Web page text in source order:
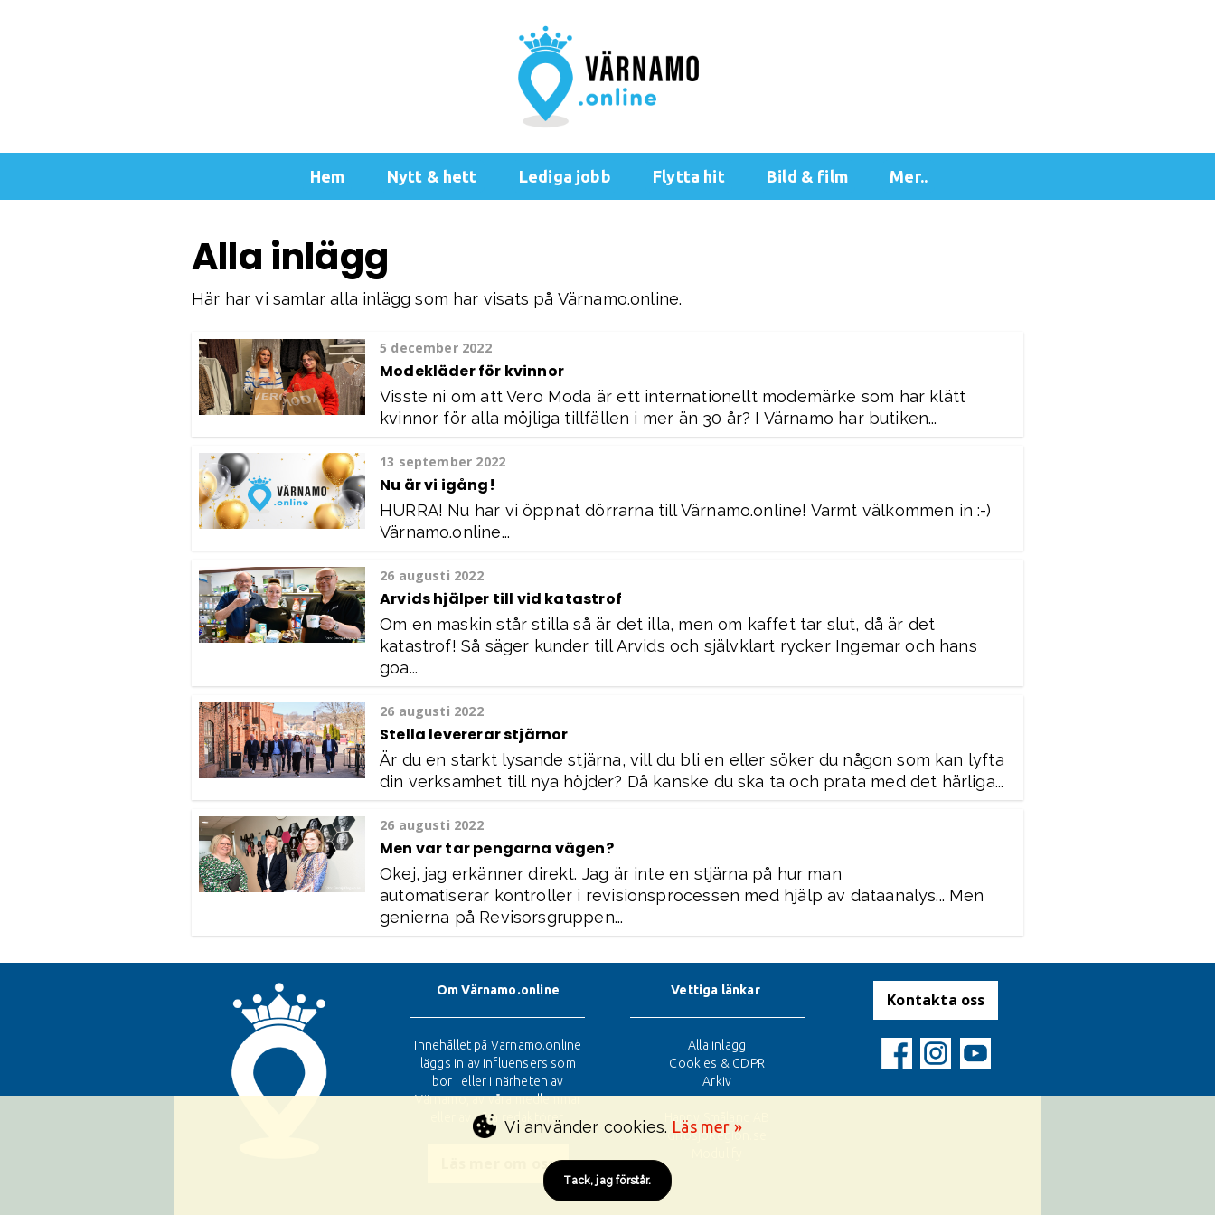
Hem Nytt & hett Lediga jobb Flytta hit Bild & film Mer..
Alla inlägg
Här har vi samlar alla inlägg som har visats på Värnamo.online.
5 december 2022
Modekläder för kvinnor
Visste ni om att Vero Moda är ett internationellt modemärke som har klätt
kvinnor för alla möjliga tillfällen i mer än 30 år? I Värnamo har butiken...
13 september 2022
Nu är vi igång!
HURRA! Nu har vi öppnat dörrarna till Värnamo.online! Varmt välkommen in :-)
Värnamo.online...
26 augusti 2022
Arvids hjälper till vid katastrof
Om en maskin står stilla så är det illa, men om kaffet tar slut, då är det
katastrof! Så säger kunder till Arvids och självklart rycker Ingemar och hans
goa...
26 augusti 2022
Stella levererar stjärnor
Är du en starkt lysande stjärna, vill du bli en eller söker du någon som kan lyfta
din verksamhet till nya höjder? Då kanske du ska ta och prata med det härliga...
26 augusti 2022
Men var tar pengarna vägen?
Okej, jag erkänner direkt. Jag är inte en stjärna på hur man
automatiserar kontroller i revisionsprocessen med hjälp av dataanalys... Men
genierna på Revisorsgruppen...
Om Värnamo.online
Innehållet på Värnamo.online
läggs in av influensers som
bor i eller i närheten av
Värnamo, av våra medlemmar
eller av våra redaktörer.
Läs mer om oss
Vettiga länkar
Alla inlägg
Cookies & GDPR
Arkiv
Happy Småland AB
GnosjoRegion.se
Kontakta oss
Vi använder cookies. Läs mer »
Tack, jag förstår.